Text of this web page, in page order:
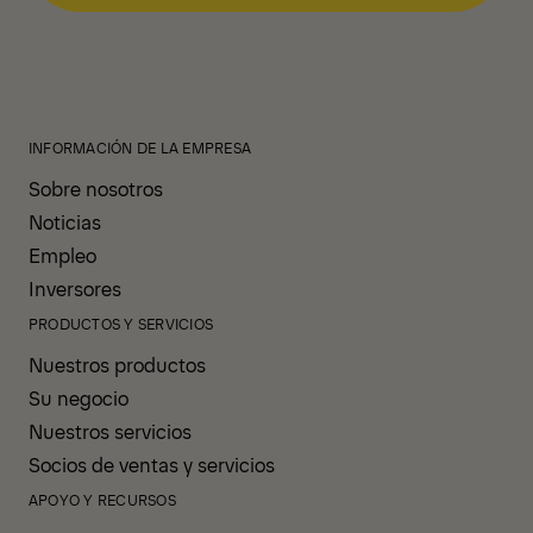
INFORMACIÓN DE LA EMPRESA
Sobre nosotros
Noticias
Empleo
Inversores
PRODUCTOS Y SERVICIOS
Nuestros productos
Su negocio
Nuestros servicios
Socios de ventas y servicios
APOYO Y RECURSOS